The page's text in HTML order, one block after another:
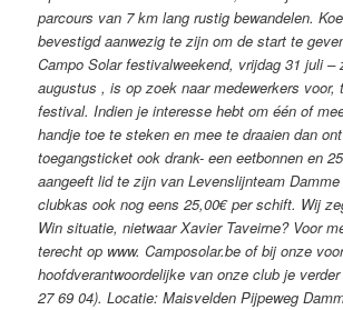
parcours van 7 km lang rustig bewandelen.
bevestigd aanwezig te zijn om de start
Campo Solar festivalweekend, vrijdag 31 juli –
augustus , is op zoek naar medewerkers voor,
festival. Indien je interesse hebt om één of
handje toe te steken en mee te draaien dan
toegangsticket ook drank- een eetbonnen en
aangeeft lid te zijn van Levenslijnteam
clubkas ook nog eens 25,00€ per schift. Wij
Win situatie, nietwaar Xavier Taveirne? Voor
terecht op www. Camposolar.be of bij onze
hoofdverantwoordelijke van onze club je
27 69 04). Locatie: Maisvelden Pijpeweg